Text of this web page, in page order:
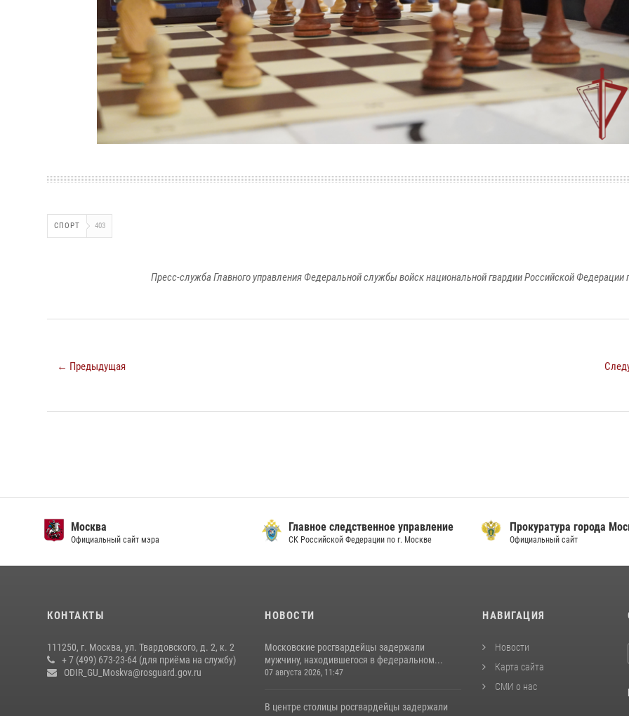
СПОРТ 403
Пресс-служба Главного управления Федеральной службы войск национальной гвардии Российской Федерации
← Предыдущая
Москва
Официальный сайт мэра
Главное следственное управление
СК Российской Федерации по г. Москве
Прокуратура города
Официальный сайт
КОНТАКТЫ
111250, г. Москва, ул. Твардовского, д. 2, к. 2
+ 7 (499) 673-23-64 (для приёма на службу)
ODIR_GU_Moskva@rosguard.gov.ru
НОВОСТИ
Московские росгвардейцы задержали
мужчину, находившегося в федеральном...
07 августа 2026, 11:47
В центре столицы росгвардейцы задержали
НАВИГАЦИЯ
Новости
Карта сайта
СМИ о нас